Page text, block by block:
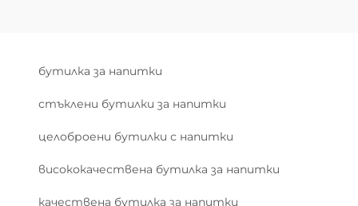
бутилка за напитки
стъклени бутилки за напитки
целоброени бутилки с напитки
висококачествена бутилка за напитки
качествена бутилка за напитки